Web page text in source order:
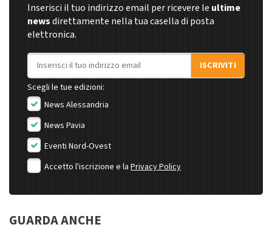
Inserisci il tuo indirizzo email per ricevere le ultime
newsdirettamente nella tua casella di posta
elettronica.
Indirizzo email
ISCRIVITI
Scegli le tue edizioni:
News Alessandria
News Pavia
Eventi Nord-Ovest
Accetto l'iscrizione e la Privacy Policy
GUARDA ANCHE